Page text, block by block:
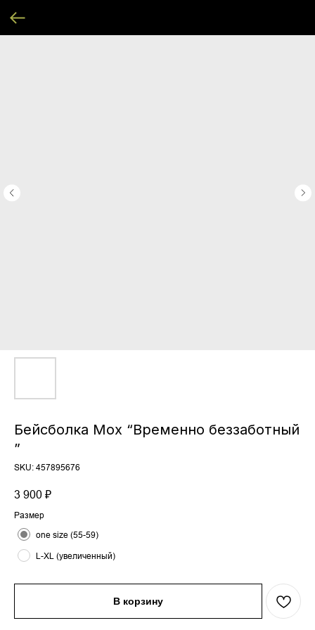
Бейсболка Moх “Временно беззаботный
”
SKU: 457895676
3 900 ₽
Размер
one size (55-59)
L-XL (увеличенный)
В корзину